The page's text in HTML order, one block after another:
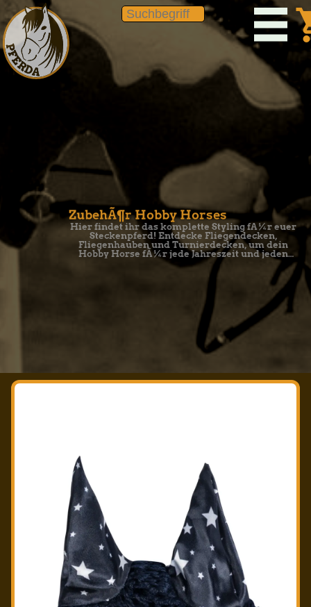
ZubehÃ¶r Hobby Horses
Hier findet ihr das komplette Styling fÃ¼r euer
Steckenpferd! Entdecke Fliegendecken,
Fliegenhauben und Turnierdecken, um dein
Hobby Horse fÃ¼r jede Jahreszeit und jeden
Auftritt perfekt auszustatten.